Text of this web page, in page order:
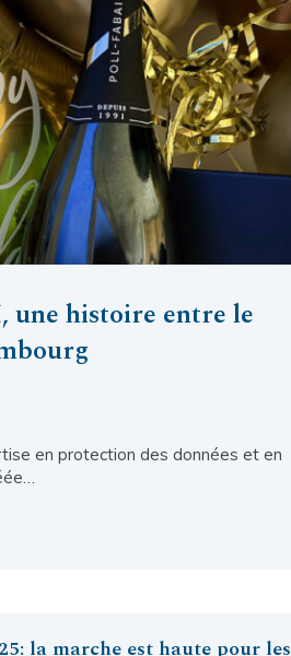
une histoire entre le
en protection des données et en
la marche est haute pour les